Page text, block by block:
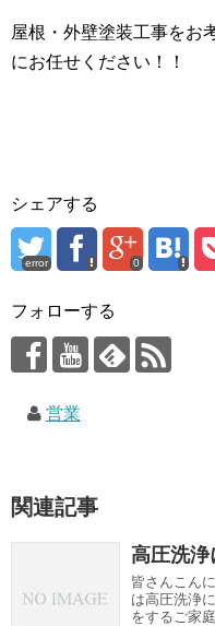
屋根・外壁塗装工事をお
にお任せください！！
シェアする
error 0
フォローする
営業
関連記事
高圧洗浄
皆さんこん
は高圧洗浄
をするご家